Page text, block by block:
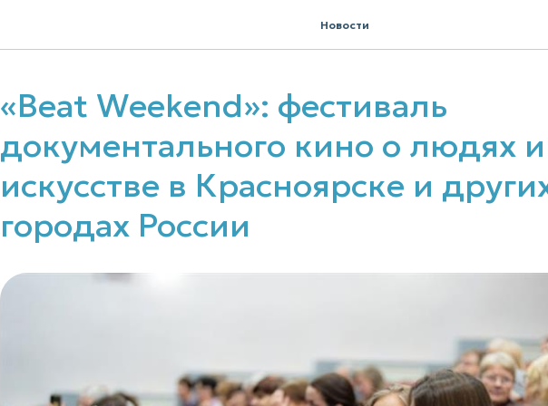
Новости
«Beat Weekend»: фестиваль
документального кино о людях и
искусстве в Красноярске и
городах России